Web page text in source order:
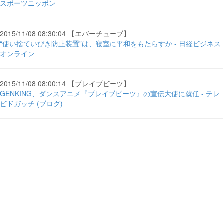
スポーツニッポン
2015/11/08 08:30:04 【エバーチューブ】
“使い捨ていびき防止装置”は、寝室に平和をもたらすか - 日経ビジネス
オンライン
2015/11/08 08:00:14 【ブレイブビーツ】
GENKING、ダンスアニメ『ブレイブビーツ』の宣伝大使に就任 - テレ
ビドガッチ (ブログ)